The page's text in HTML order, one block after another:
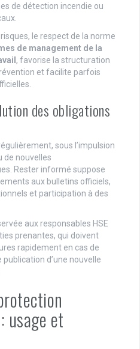
de détection incendie ou
le respect de la norme
de management de la
, favorise la structuration
et facilite parfois
des obligations
sous l’impulsion
de nouvelles
Rester informé suppose
aux bulletins officiels,
et participation à des
aux responsables HSE
prenantes, qui doivent
rapidement en cas de
d’une nouvelle
usage et